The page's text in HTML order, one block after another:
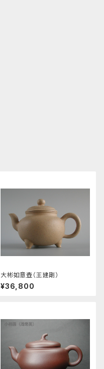
大彬如意壺（王建剛）
¥36,800